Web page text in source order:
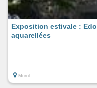
Exposition estivale :
aquarellées
Murol